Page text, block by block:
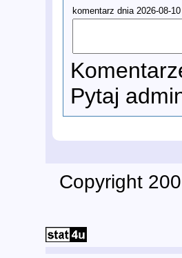
komentarz dnia 2026-08-
Pytaj
Copyright